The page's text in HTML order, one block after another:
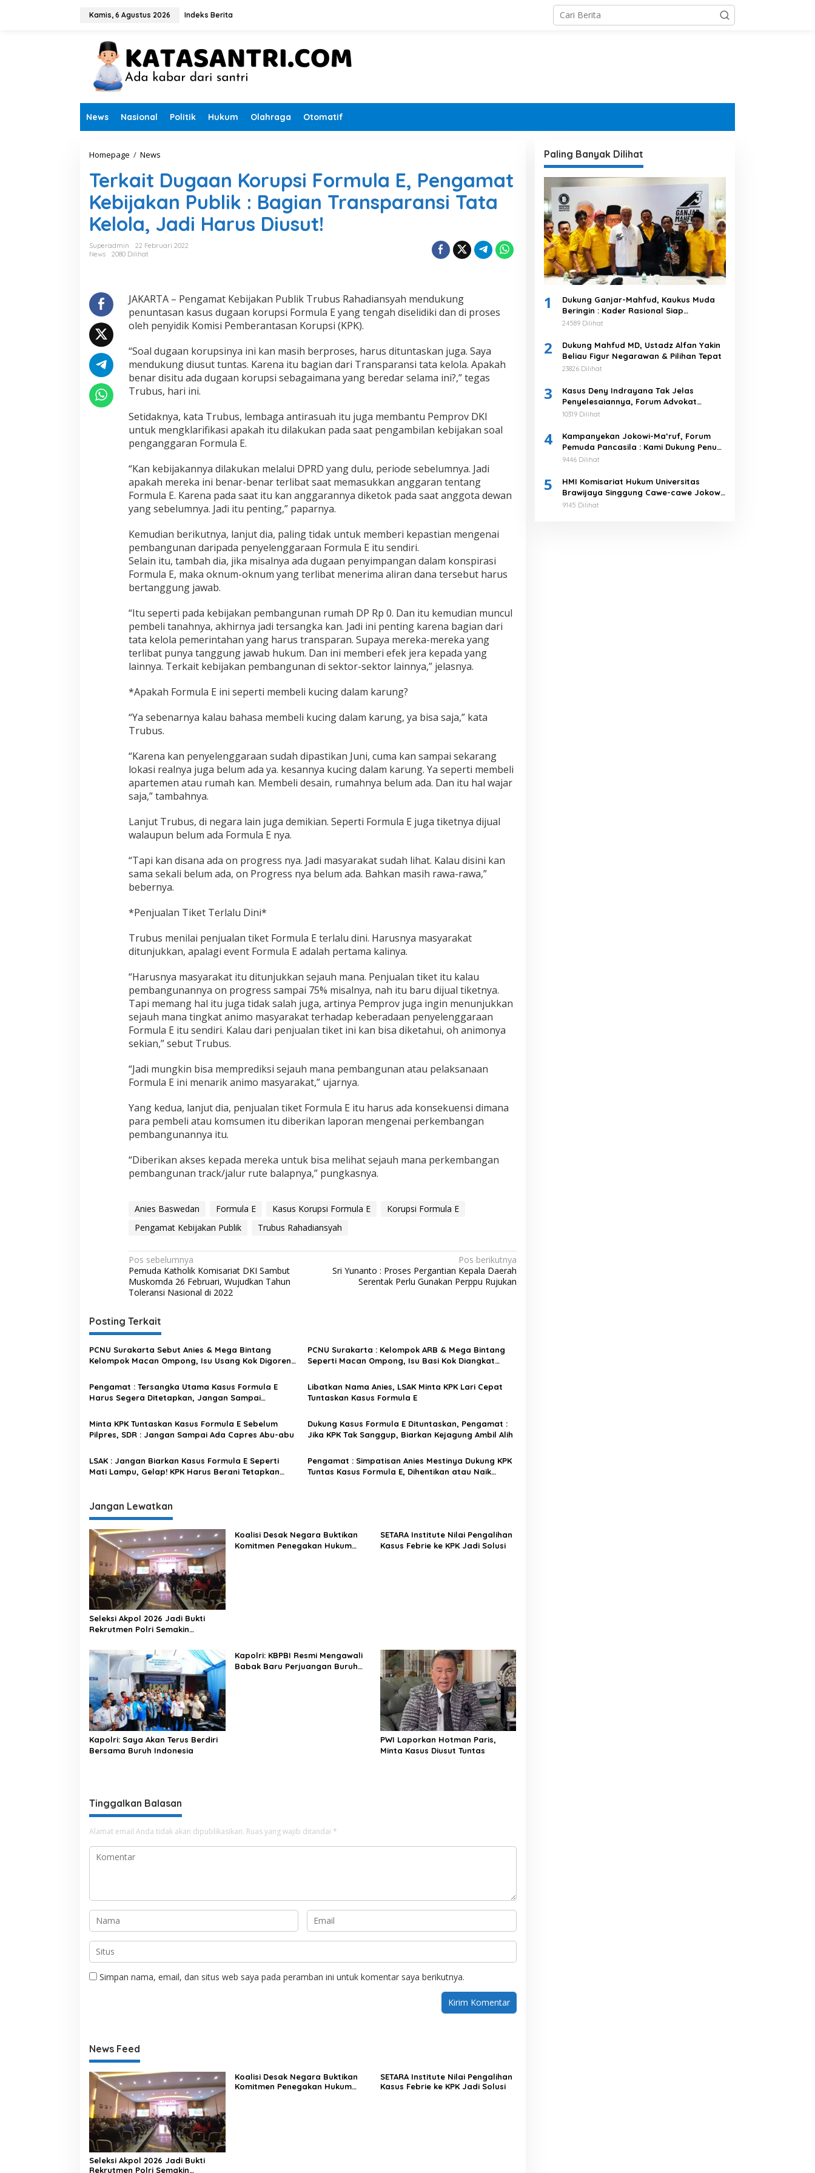
Kamis, 6 Agustus 2026 Indeks Berita
News Nasional Politik Hukum Olahraga Otomatif
Homepage / News
r
k
a
i
t
D
u
K
r
u
s
i
F
o
r
u
l
E
P
e
n
g
a
a
t
K
b
i
a
k
a
n
P
u
l
:
B
g
i
a
n
T
a
n
s
a
r
a
n
i
a
t
K
e
l
o
l
a
,
d
i
a
r
u
s
i
u
s
!
Terkait Dugaan Korupsi Formula E, Pengamat
Kebijakan Publik : Bagian Transparansi Tata
Kelola, Jadi Harus Diusut!
Superadmin
22 Februari 2022
News
2080 Dilihat
JAKARTA – Pengamat Kebijakan Publik Trubus Rahadiansyah mendukung
penuntasan kasus dugaan korupsi Formula E yang tengah diselidiki dan di proses
oleh penyidik Komisi Pemberantasan Korupsi (KPK).
“Soal dugaan korupsinya ini kan masih berproses, harus dituntaskan juga. Saya
mendukung diusut tuntas. Karena itu bagian dari Transparansi tata kelola. Apakah
benar disitu ada dugaan korupsi sebagaimana yang beredar selama ini?,” tegas
Trubus, hari ini.
Setidaknya, kata Trubus, lembaga antirasuah itu juga membantu Pemprov DKI
untuk mengklarifikasi apakah itu dilakukan pada saat pengambilan kebijakan soal
penganggaran Formula E.
“Kan kebijakannya dilakukan melalui DPRD yang dulu, periode sebelumnya. Jadi
apakah mereka ini benar-benar terlibat saat memasukkan anggaran tentang
Formula E. Karena pada saat itu kan anggarannya diketok pada saat anggota dewan
yang sebelumnya. Jadi itu penting,” paparnya.
Kemudian berikutnya, lanjut dia, paling tidak untuk memberi kepastian mengenai
pembangunan daripada penyelenggaraan Formula E itu sendiri.
Selain itu, tambah dia, jika misalnya ada dugaan penyimpangan dalam konspirasi
Formula E, maka oknum-oknum yang terlibat menerima aliran dana tersebut harus
bertanggung jawab.
“Itu seperti pada kebijakan pembangunan rumah DP Rp 0. Dan itu kemudian muncul
pembeli tanahnya, akhirnya jadi tersangka kan. Jadi ini penting karena bagian dari
tata kelola pemerintahan yang harus transparan. Supaya mereka-mereka yang
terlibat punya tanggung jawab hukum. Dan ini memberi efek jera kepada yang
lainnya. Terkait kebijakan pembangunan di sektor-sektor lainnya,” jelasnya.
*Apakah Formula E ini seperti membeli kucing dalam karung?
“Ya sebenarnya kalau bahasa membeli kucing dalam karung, ya bisa saja,” kata
Trubus.
“Karena kan penyelenggaraan sudah dipastikan Juni, cuma kan sampai sekarang
lokasi realnya juga belum ada ya. kesannya kucing dalam karung. Ya seperti membeli
apartemen atau rumah kan. Membeli desain, rumahnya belum ada. Dan itu hal wajar
saja,” tambahnya.
Lanjut Trubus, di negara lain juga demikian. Seperti Formula E juga tiketnya dijual
walaupun belum ada Formula E nya.
“Tapi kan disana ada on progress nya. Jadi masyarakat sudah lihat. Kalau disini kan
sama sekali belum ada, on Progress nya belum ada. Bahkan masih rawa-rawa,”
bebernya.
*Penjualan Tiket Terlalu Dini*
Trubus menilai penjualan tiket Formula E terlalu dini. Harusnya masyarakat
ditunjukkan, apalagi event Formula E adalah pertama kalinya.
“Harusnya masyarakat itu ditunjukkan sejauh mana. Penjualan tiket itu kalau
pembangunannya on progress sampai 75% misalnya, nah itu baru dijual tiketnya.
Tapi memang hal itu juga tidak salah juga, artinya Pemprov juga ingin menunjukkan
sejauh mana tingkat animo masyarakat terhadap keberadaan penyelenggaraan
Formula E itu sendiri. Kalau dari penjualan tiket ini kan bisa diketahui, oh animonya
sekian,” sebut Trubus.
“Jadi mungkin bisa memprediksi sejauh mana pembangunan atau pelaksanaan
Formula E ini menarik animo masyarakat,” ujarnya.
Yang kedua, lanjut dia, penjualan tiket Formula E itu harus ada konsekuensi dimana
para pembeli atau komsumen itu diberikan laporan mengenai perkembangan
pembangunannya itu.
“Diberikan akses kepada mereka untuk bisa melihat sejauh mana perkembangan
pembangunan track/jalur rute balapnya,” pungkasnya.
Anies Baswedan Formula E Kasus Korupsi Formula E
Korupsi Formula E
Pengamat Kebijakan Publik
Trubus Rahadiansyah
N
a
v
i
g
a
s
i
p
s
Pos sebelumnya
Pemuda Katholik Komisariat DKI Sambut
Muskomda 26 Februari, Wujudkan Tahun
Toleransi Nasional di 2022
Pos berikutnya
Sri Yunanto : Proses Pergantian Kepala Daerah
Serentak Perlu Gunakan Perppu Rujukan
Posting Terkait
PCNU Surakarta Sebut Anies & Mega Bintang
Kelompok Macan Ompong, Isu Usang Kok Digoreng
PCNU Surakarta : Kelompok ARB & Mega Bintang
Seperti Macan Ompong, Isu Basi Kok Diangkat
Pengamat : Tersangka Utama Kasus Formula E
Harus Segera Ditetapkan, Jangan Sampai
Libatkan Nama Anies, LSAK Minta KPK Lari Cepat
Tuntaskan Kasus Formula E
Minta KPK Tuntaskan Kasus Formula E Sebelum
Pilpres, SDR : Jangan Sampai Ada Capres Abu-abu
Dukung Kasus Formula E Dituntaskan, Pengamat :
Jika KPK Tak Sanggup, Biarkan Kejagung Ambil Alih
LSAK : Jangan Biarkan Kasus Formula E Seperti
Mati Lampu, Gelap! KPK Harus Berani Tetapkan
Pengamat : Simpatisan Anies Mestinya Dukung KPK
Tuntas Kasus Formula E, Dihentikan atau Naik
Jangan Lewatkan
Seleksi Akpol 2026 Jadi Bukti
Rekrutmen Polri Semakin
Koalisi Desak Negara Buktikan
Komitmen Penegakan Hukum
SETARA Institute Nilai Pengalihan
Kasus Febrie ke KPK Jadi Solusi
Kapolri: Saya Akan Terus Berdiri
Bersama Buruh Indonesia
Kapolri: KBPBI Resmi Mengawali
Babak Baru Perjuangan Buruh
PWI Laporkan Hotman Paris,
Minta Kasus Diusut Tuntas
Tinggalkan Balasan
Alamat email Anda tidak akan dipublikasikan. Ruas yang wajib ditandai *
Simpan nama, email, dan situs web saya pada peramban ini untuk komentar saya berikutnya.
News Feed
Seleksi Akpol 2026 Jadi Bukti
Rekrutmen Polri Semakin
Koalisi Desak Negara Buktikan
Komitmen Penegakan Hukum
SETARA Institute Nilai Pengalihan
Kasus Febrie ke KPK Jadi Solusi
Paling Banyak Dilihat
1
Dukung Ganjar-Mahfud, Kaukus Muda
Beringin : Kader Rasional Siap
Menangkan 03
24589 Dilihat
2
Dukung Mahfud MD, Ustadz Alfan Yakin
Beliau Figur Negarawan & Pilihan Tepat
23826 Dilihat
3
Kasus Deny Indrayana Tak Jelas
Penyelesaiannya, Forum Advokat
Pengawal Demokrasi : Ayo Segera
10319 Dilihat
4
Kampanyekan Jokowi-Ma’ruf, Forum
Pemuda Pancasila : Kami Dukung Penuh
Untuk Memimpin di 2019-2024
9446 Dilihat
5
HMI Komisariat Hukum Universitas
Brawijaya Singgung Cawe-cawe Jokowi,
Tegaskan 5 Poin Pernyataan Sikap
9145 Dilihat